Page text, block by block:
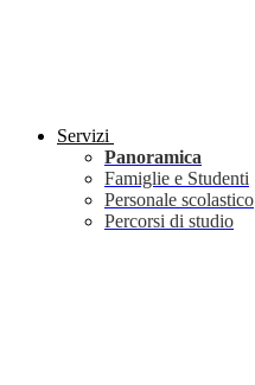
Servizi
Panoramica
Famiglie e Studenti
Personale scolastico
Percorsi di studio